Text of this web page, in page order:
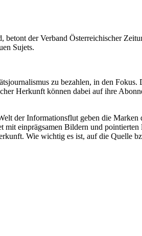
der Verband Österreichischer
Sujets.
zu bezahlen, in den
Herkunft können dabei auf ihre
der Informationsflut geben die
einprägsamen Bildern und pointierten
Wie wichtig es ist, auf die Quelle